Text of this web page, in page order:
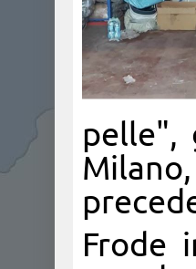
pelle",
Frode